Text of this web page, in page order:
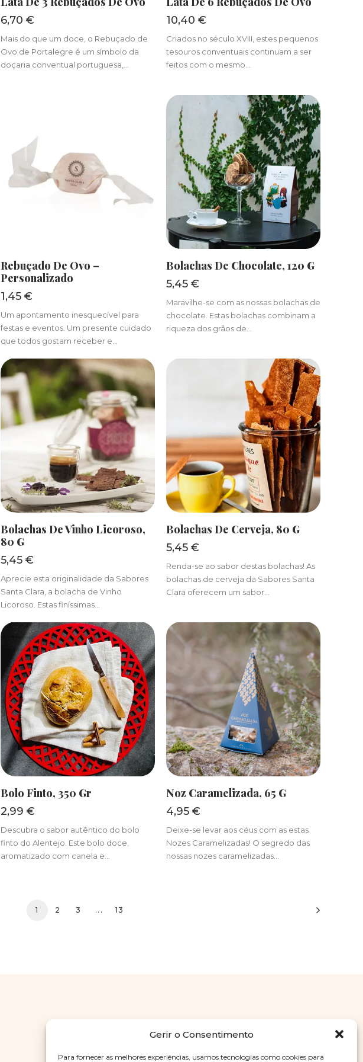
Gerir o Consentimento
Para fornecer as melhores experiências, usamos tecnologias como cookies para
6,70€
Mais do que um doce, o Rebuçado de
Ovo de Portalegre é um símbolo da
doçaria conventual portuguesa,…
10,40 €
Criados no século XVIII, estes pequenos
tesouros conventuais continuam a ser
feitos com o mesmo…
ADICIONAR
Rebuçado De Ovo –
Personalizado
1,45€
Um apontamento inesquecível para
festas e eventos. Um presente cuidado
que todos gostam receber e…
ADICIONAR
Bolachas De Chocolate, 120 G
5,45 €
Maravilhe-se com as nossas bolachas de
chocolate. Estas bolachas combinam a
riqueza dos grãos de…
ADICIONAR
Bolachas De Vinho Licoroso,
80 G
5,45€
Aprecie esta originalidade da Sabores
Santa Clara, a bolacha de Vinho
Licoroso. Estas finíssimas…
ADICIONAR
Bolachas De Cerveja, 80 G
5,45 €
Renda-se ao sabor destas bolachas! As
bolachas de cerveja da Sabores Santa
Clara oferecem um sabor…
ADICIONAR
Bolo Finto, 350 Gr
2,99€
Descubra o sabor autêntico do bolo
finto do Alentejo. Este bolo doce,
aromatizado com canela e…
ADICIONAR
Noz Caramelizada, 65 G
4,95 €
Deixe-se levar aos céus com as estas
Nozes Caramelizadas! O segredo das
nossas nozes caramelizadas…
1 2 3 ... 13